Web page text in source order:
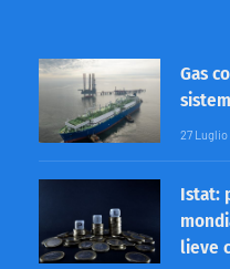
Gas
27 Luglio
Istat:
lieve